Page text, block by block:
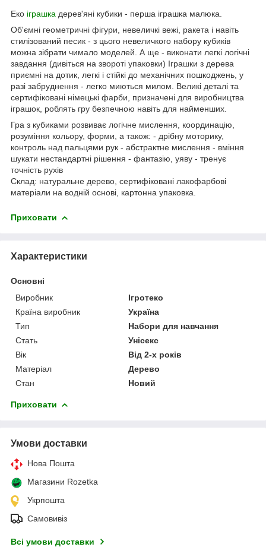
Еко іграшка дерев'яні кубики - перша іграшка малюка.
Об'ємні геометричні фігури, невеличкі вежі, ракета і навіть
стилізований песик - з цього невеличкого набору кубиків
можна зібрати чимало моделей. А ще - виконати легкі логічні
завдання (дивіться на звороті упаковки) Іграшки з дерева
приємні на дотик, легкі і стійкі до механічних пошкоджень, у
разі забруднення - легко миються милом. Великі деталі та
сертифіковані німецькі фарби, призначені для виробництва
іграшок, роблять гру безпечною навіть для найменших.
Гра з кубиками розвиває логічне мислення, координацію,
розуміння кольору, форми, а також: - дрібну моторику,
контроль над пальцями рук - абстрактне мислення - вміння
шукати нестандартні рішення - фантазію, уяву - тренує
точність рухів
Склад: натуральне дерево, сертифіковані лакофарбові
матеріали на водній основі, картонна упаковка.
Приховати
Характеристики
Основні
Виробник
Ігротеко
Країна виробник
Україна
Тип
Набори для навчання
Стать
Унісекс
Вік
Від 2-х років
Матеріал
Дерево
Стан
Новий
Приховати
Умови доставки
Нова Пошта
Магазини Rozetka
Укрпошта
Самовивіз
Всі умови доставки